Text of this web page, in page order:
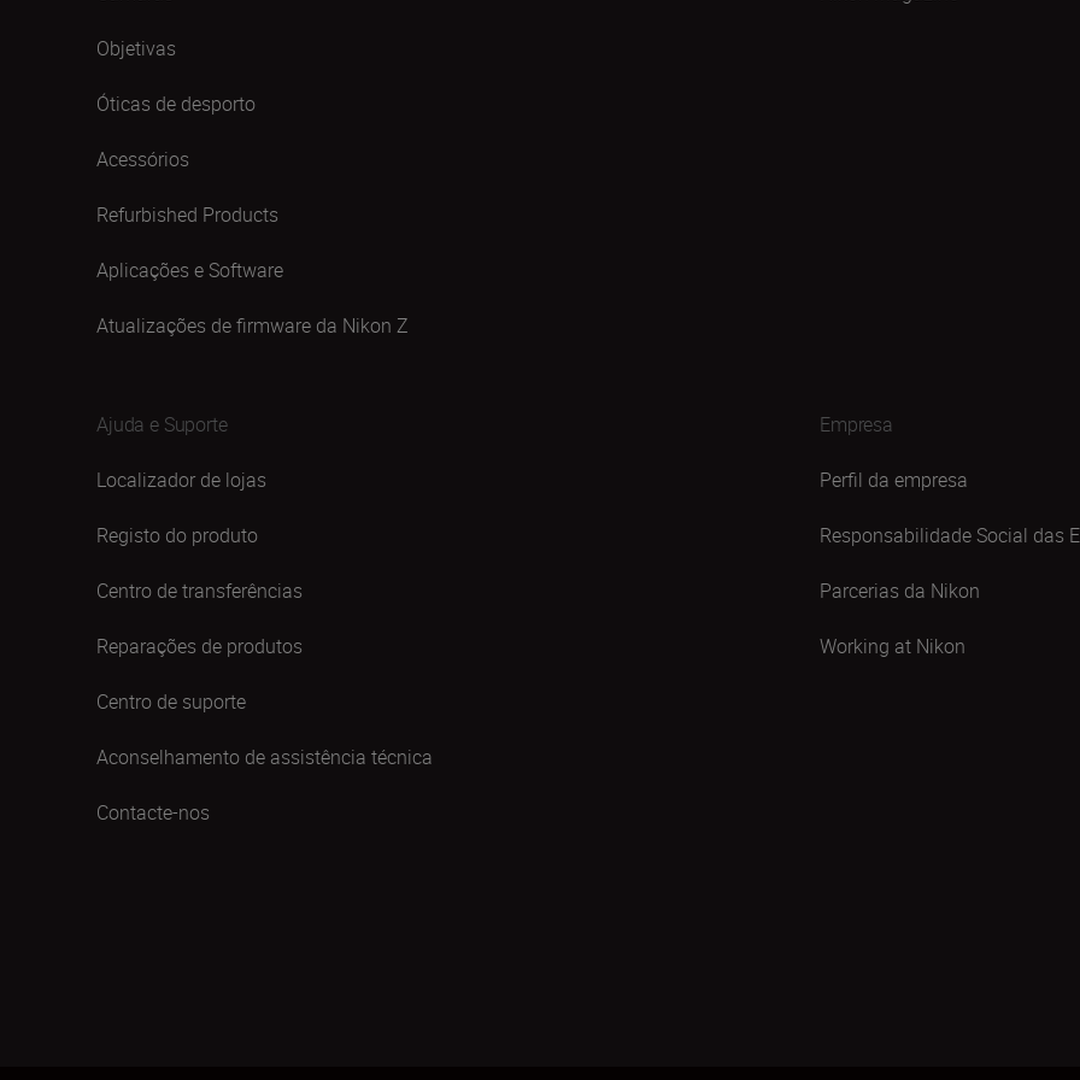
Objetivas
Óticas de desporto
Acessórios
Refurbished Products
Aplicações e Software
Atualizações de firmware da Nikon Z
Ajuda e Suporte
Localizador de lojas
Registo do produto
Centro de transferências
Reparações de produtos
Centro de suporte
Aconselhamento de assistência técnica
Contacte-nos
Empresa
Perfil da empresa
Responsabilidade Social das
Parcerias da Nikon
Working at Nikon